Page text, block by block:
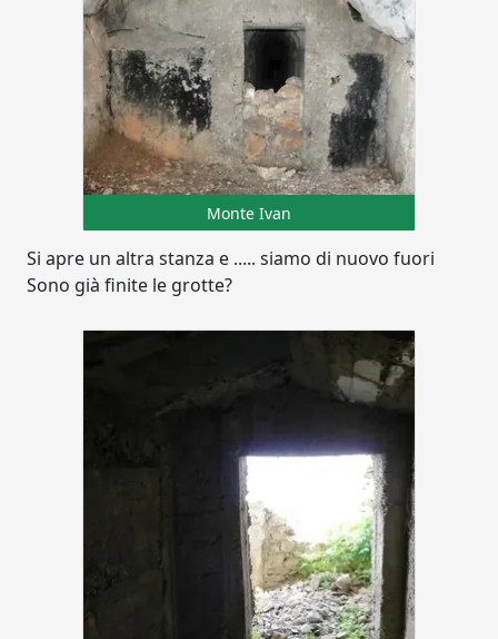
Monte Ivan
Si apre un altra stanza e ..... siamo di nuovo fuori
Sono già finite le grotte?